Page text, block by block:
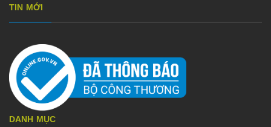
TIN MỚI
DANH MỤC